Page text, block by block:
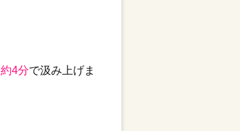
約4分で汲み上げま